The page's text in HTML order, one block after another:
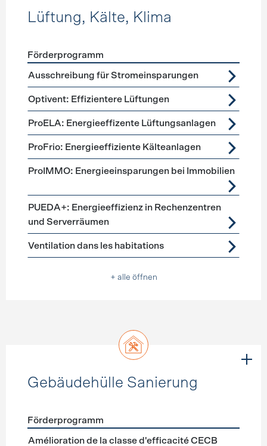
Lüftung, Kälte, Klima
Förderprogramme Lüftung, Kälte, Klima
Förderprogramm
Ausschreibung für Stromeinsparungen
Optivent: Effizientere Lüftungen
ProELA: Energieeffizente Lüftungsanlagen
ProFrio: Energieeffiziente Kälteanlagen
ProIMMO: Energieeinsparungen bei Immobilien
PUEDA+: Energieeffizienz in Rechenzentren
und Serverräumen
Ventilation dans les habitations
+ alle öffnen
Gebäudehülle Sanierung
Förderprogramme Gebäudehülle Sanierung
Förderprogramm
Amélioration de la classe d'efficacité CECB